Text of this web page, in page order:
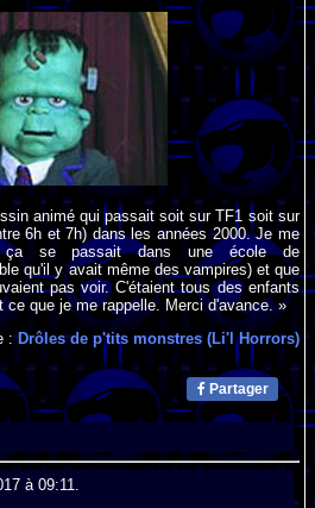
animé qui passait soit sur TF1 soit sur
6h et 7h) dans les années 2000. Je me
ça se passait dans une école de
qu'il y avait même des vampires) et que
pas voir. C'étaient tous des enfants
ce que je me rappelle. Merci d'avance. »
:Drôles de p'tits monstres (Li'l Horrors)
Partager
à 09:11.